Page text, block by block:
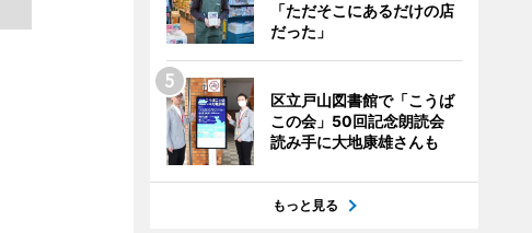
「ただそこにあるだけの店
だった」
区立戸山図書館で「こうば
この会」50回記念朗読会
読み手に大地康雄さんも
もっと見る